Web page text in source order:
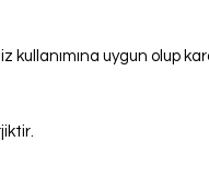
kullanımına uygun olup